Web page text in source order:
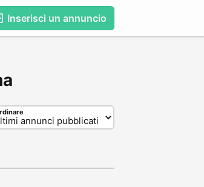
Inserisci un annuncio